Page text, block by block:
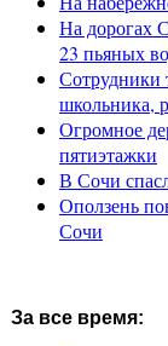
На дорогах
23 пьяных
Сотрудники
школьника,
Огромное
пятиэтажки
В Сочи
Оползень
Сочи
За все время: